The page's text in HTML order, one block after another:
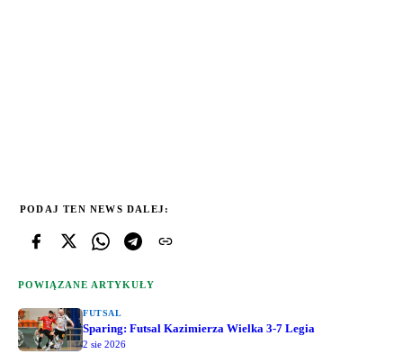
PODAJ TEN NEWS DALEJ:
POWIĄZANE ARTYKUŁY
FUTSAL
Sparing: Futsal Kazimierza Wielka 3-7 Legia
2 sie 2026